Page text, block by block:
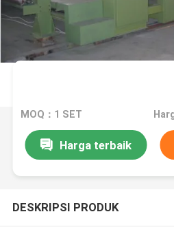
MOQ：1 SET
Harga terbaik
DESKRIPSI PRODUK